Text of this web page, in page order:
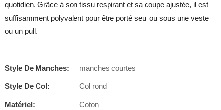
quotidien. Grâce à son tissu respirant et sa coupe ajustée, il est
suffisamment polyvalent pour être porté seul ou sous une veste
ou un pull.
Style De Manches: manches courtes
Style De Col: Col rond
Matériel: Coton